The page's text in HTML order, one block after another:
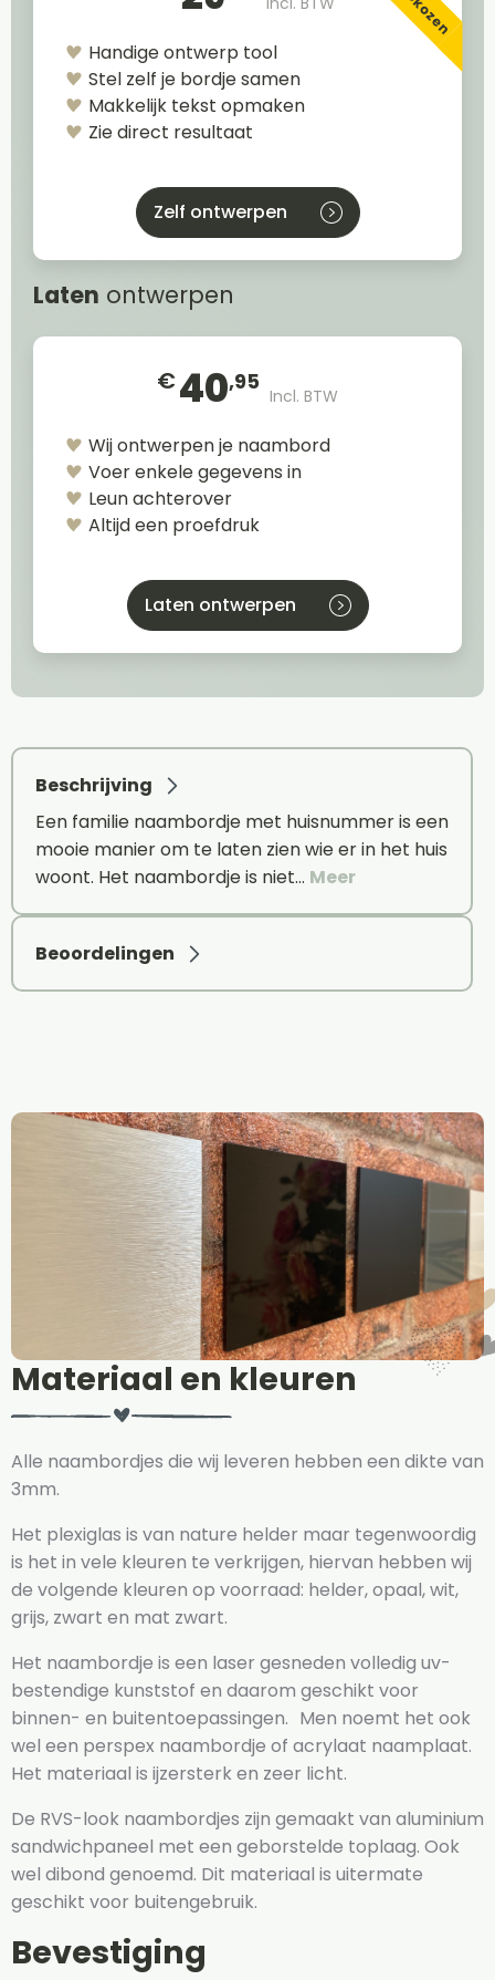
Handige ontwerp tool
Stel zelf je bordje samen
Makkelijk tekst opmaken
Zie direct resultaat
Zelf ontwerpen
Laten ontwerpen
€40,95
Incl. BTW
Wij ontwerpen je naambord
Voer enkele gegevens in
Leun achterover
Altijd een proefdruk
Laten ontwerpen
Beschrijving
Een familie naambordje met huisnummer is een
mooie manier om te laten zien wie er in het huis
woont. Het naambordje is niet… Meer
Beoordelingen
Materiaal en kleuren
Alle naambordjes die wij leveren hebben een dikte van
3mm.
Het plexiglas is van nature helder maar tegenwoordig
is het in vele kleuren te verkrijgen, hiervan hebben wij
de volgende kleuren op voorraad: helder, opaal, wit,
grijs, zwart en mat zwart.
Het naambordje is een laser gesneden volledig uv-
bestendige kunststof en daarom geschikt voor
binnen- en buitentoepassingen. Men noemt het ook
wel een perspex naambordje of acrylaat naamplaat.
Het materiaal is ijzersterk en zeer licht.
De RVS-look naambordjes zijn gemaakt van aluminium
sandwichpaneel met een geborstelde toplaag. Ook
wel dibond genoemd. Dit materiaal is uitermate
geschikt voor buitengebruik.
Bevestiging